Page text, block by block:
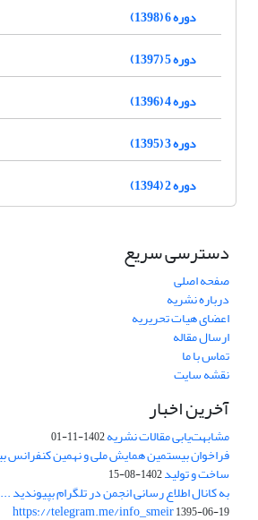
دوره 6 (1398)
دوره 5 (1397)
دوره 4 (1396)
دوره 3 (1395)
دوره 2 (1394)
دسترسی سریع
صفحه اصلی
درباره نشریه
اعضای هیات تحریریه
ارسال مقاله
تماس با ما
نقشه سایت
آخرین اخبار
مشابهت‌یابی مقالات نشریه1402-11-01
فراخوان بیستمین همایش ملی و نهمین کنفرانس
ساخت و تولید1402-08-15
به کانال اطلاع رسانی انجمن در تلگرام بپیوندید ...
https://telegram.me/info_smeir1395-06-19